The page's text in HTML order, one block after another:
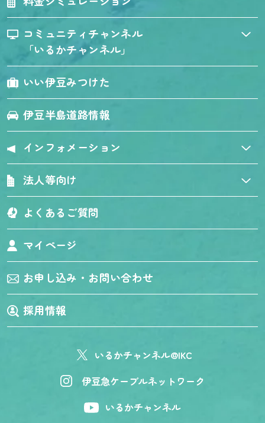
コミュニティチャンネル
「いるかチャンネル」
いい伊豆みつけた
伊豆半島道路情報
インフォメーション
法人等向け
よくあるご質問
マイページ
お申し込み・お問い合わせ
採用情報
いるかチャンネル@IKC
伊豆急ケーブルネットワーク
いるかチャンネル